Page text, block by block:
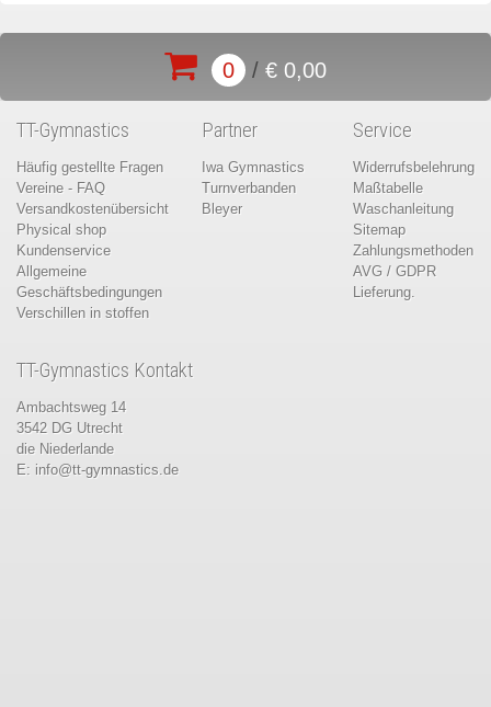
0 / € 0,00
TT-Gymnastics
Häufig gestellte Fragen
Vereine - FAQ
Versandkostenübersicht
Physical shop
Kundenservice
Allgemeine
Geschäftsbedingungen
Verschillen in stoffen
Partner
Iwa Gymnastics
Turnverbanden
Bleyer
Service
Widerrufsbelehrung
Maßtabelle
Waschanleitung
Sitemap
Zahlungsmethoden
AVG / GDPR
Lieferung.
TT-Gymnastics Kontakt
Ambachtsweg 14
3542 DG Utrecht
die Niederlande
E: info@tt-gymnastics.de